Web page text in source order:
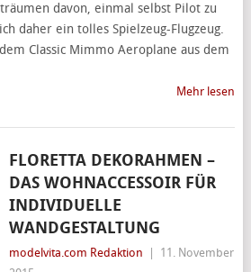
davon, einmal selbst Pilot zu
daher ein tolles Spielzeug-Flugzeug.
Classic Mimmo Aeroplane aus dem
Mehr lesen
FLORETTA DEKORAHMEN –
DAS WOHNACCESSOIR FÜR
INDIVIDUELLE
WANDGESTALTUNG
modelvita.com Redaktion
11. November